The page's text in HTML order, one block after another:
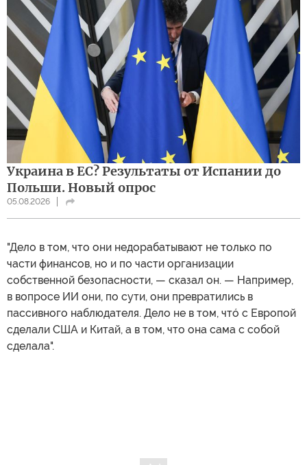
Украина в ЕС? Результаты от Испании до
Польши. Новый опрос
05.08.2026
"Дело в том, что они недорабатывают не только по
части финансов, но и по части организации
собственной безопасности, — сказал он. — Например,
в вопросе ИИ они, по сути, они превратились в
пассивного наблюдателя. Дело не в том, чтó с Европой
сделали США и Китай, а в том, что она сама с собой
сделала".